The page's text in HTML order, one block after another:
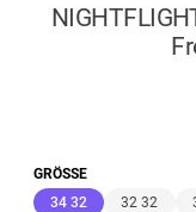
GRÖSSE
34 32 (ausgewählt)
32 32